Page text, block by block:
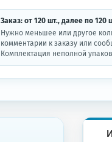
Заказ: от120 шт., далее по120
Нужно меньшее или другое
комментарии к заказу или
Комплектация неполной